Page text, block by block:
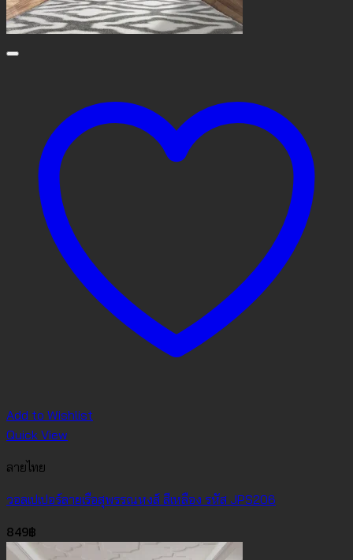
Add to Wishlist
Quick View
ลายไทย
วอลเปเปอร์ลายเรือสุพรรณหงส์ สีเหลือง รหัส JPS206
849฿